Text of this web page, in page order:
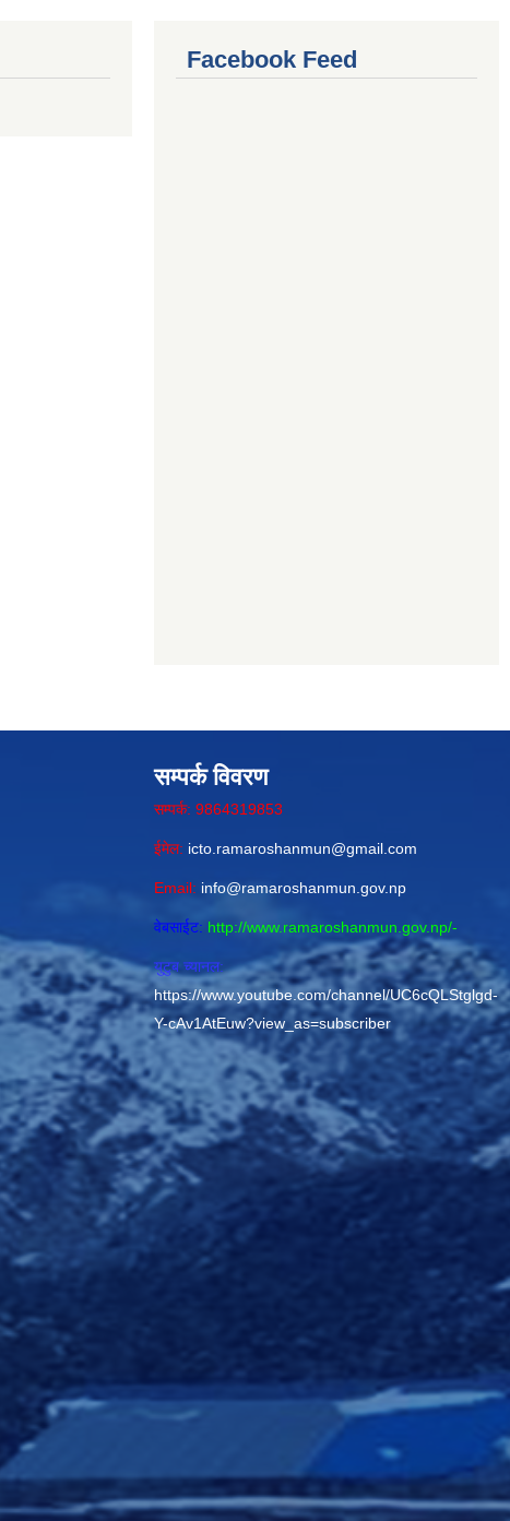
Facebook Feed
सम्पर्क विवरण
सम्पर्क: 9864319853
ईमेल: icto.ramaroshanmun@gmail.com
Email: info@ramaroshanmun.gov.np
वेबसाईट: http://www.ramaroshanmun.gov.np/-
युटुब च्यानल:
https://www.youtube.com/channel/UC6cQLStglgd-
Y-cAv1AtEuw?view_as=subscriber